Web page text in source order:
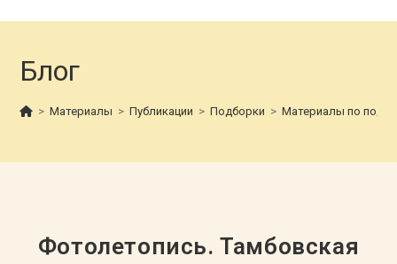
Блог
> Материалы > Публикации > Подборки > Материалы по
Фотолетопись. Тамбовская